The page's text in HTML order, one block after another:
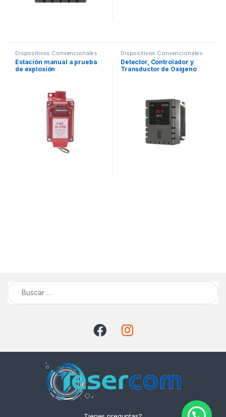
Dispositivos Convencionales
Estación manual a prueba
de explosión
Dispositivos Convencionales
Detector, Controlador y
Transductor de Oxígeno
Buscar: